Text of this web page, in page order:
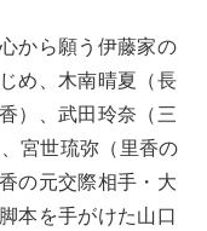
から願う伊藤家の
め、木南晴夏（長
）、武田玲奈（三
宮世琉弥（里香の
の元交際相手・大
本を手がけた山口